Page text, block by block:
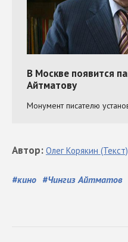
#кино #Чингиз Айтматов
Автор: Олег Корякин (Текст)